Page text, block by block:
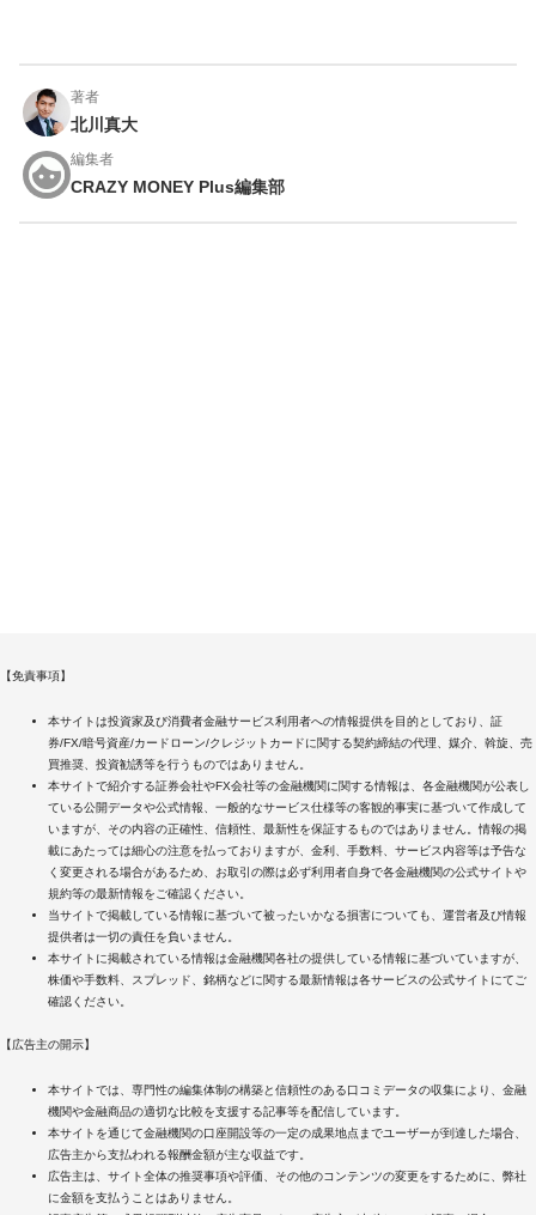
著者
北川真大
編集者
CRAZY MONEY Plus編集部
【免責事項】
本サイトは投資家及び消費者金融サービス利用者への情報提供を目的としており、証
券/FX/暗号資産/カードローン/クレジットカードに関する契約締結の代理、媒介、斡旋、売
買推奨、投資勧誘等を行うものではありません。
本サイトで紹介する証券会社やFX会社等の金融機関に関する情報は、各金融機関が公表し
ている公開データや公式情報、一般的なサービス仕様等の客観的事実に基づいて作成して
いますが、その内容の正確性、信頼性、最新性を保証するものではありません。情報の掲
載にあたっては細心の注意を払っておりますが、金利、手数料、サービス内容等は予告な
く変更される場合があるため、お取引の際は必ず利用者自身で各金融機関の公式サイトや
規約等の最新情報をご確認ください。
当サイトで掲載している情報に基づいて被ったいかなる損害についても、運営者及び情報
提供者は一切の責任を負いません。
本サイトに掲載されている情報は金融機関各社の提供している情報に基づいていますが、
株価や手数料、スプレッド、銘柄などに関する最新情報は各サービスの公式サイトにてご
確認ください。
【広告主の開示】
本サイトでは、専門性の編集体制の構築と信頼性のある口コミデータの収集により、金融
機関や金融商品の適切な比較を支援する記事等を配信しています。
本サイトを通じて金融機関の口座開設等の一定の成果地点までユーザーが到達した場合、
広告主から支払われる報酬金額が主な収益です。
広告主は、サイト全体の推奨事項や評価、その他のコンテンツの変更をするために、弊社
に金額を支払うことはありません。